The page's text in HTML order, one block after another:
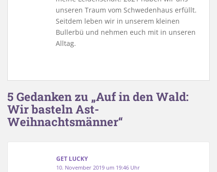
unseren Traum vom Schwedenhaus erfüllt.
Seitdem leben wir in unserem kleinen
Bullerbü und nehmen euch mit in unseren
Alltag.
5 Gedanken zu „Auf in den Wald:
Wir basteln Ast-
Weihnachtsmänner“
GET LUCKY
10. November 2019 um 19:46 Uhr